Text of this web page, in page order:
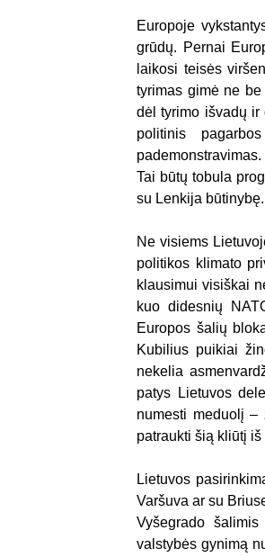
Europoje
grūdų. Pernai
laikosi teisės
tyrimas gimė ne
dėl tyrimo išvadų ir
politinis
Tai būtų tobula
su Lenkija būtinybę.
Ne visiems
politikos klimato
klausimui visiškai
kuo didesnių
Europos šalių
Kubilius puikiai
nekelia
patys Lietuvos
numesti meduolį –
patraukti šią kliūtį
Lietuvos
Varšuva ar su
Vyšegrado
valstybės gynimą